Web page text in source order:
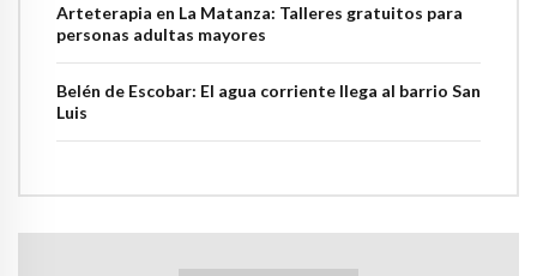
Arteterapia en La Matanza: Talleres gratuitos para
personas adultas mayores
Belén de Escobar: El agua corriente llega al barrio San
Luis